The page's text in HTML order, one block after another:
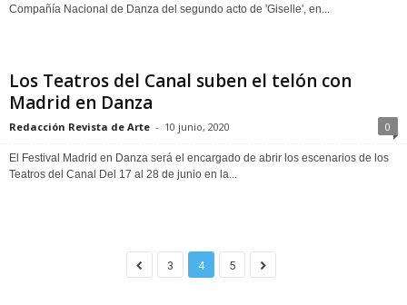
Compañía Nacional de Danza del segundo acto de 'Giselle', en...
Los Teatros del Canal suben el telón con
Madrid en Danza
Redacción Revista de Arte - 10 junio, 2020 0
El Festival Madrid en Danza será el encargado de abrir los escenarios de los
Teatros del Canal Del 17 al 28 de junio en la...
3 4 5